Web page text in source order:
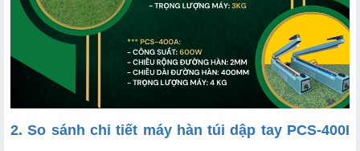
2. So sánh chi tiết máy hàn túi dập tay PCS-400I